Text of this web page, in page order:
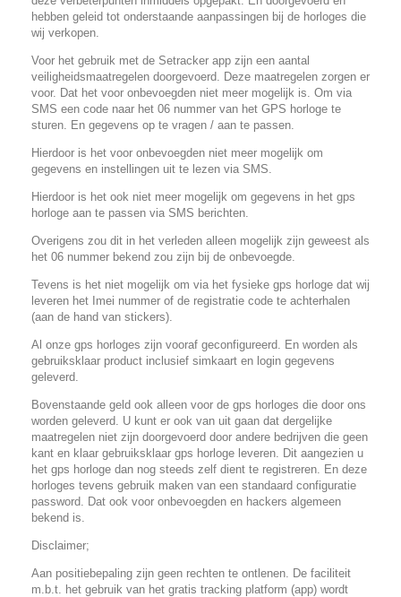
hebben geleid tot onderstaande aanpassingen bij de horloges die
wij verkopen.
Voor het gebruik met de Setracker app zijn een aantal
veiligheidsmaatregelen doorgevoerd. Deze maatregelen zorgen er
voor. Dat het voor onbevoegden niet meer mogelijk is. Om via
SMS een code naar het 06 nummer van het GPS horloge te
sturen. En gegevens op te vragen / aan te passen.
Hierdoor is het voor onbevoegden niet meer mogelijk om
gegevens en instellingen uit te lezen via SMS.
Hierdoor is het ook niet meer mogelijk om gegevens in het gps
horloge aan te passen via SMS berichten.
Overigens zou dit in het verleden alleen mogelijk zijn geweest als
het 06 nummer bekend zou zijn bij de onbevoegde.
Tevens is het niet mogelijk om via het fysieke gps horloge dat wij
leveren het Imei nummer of de registratie code te achterhalen
(aan de hand van stickers).
Al onze gps horloges zijn vooraf geconfigureerd. En worden als
gebruiksklaar product inclusief simkaart en login gegevens
geleverd.
Bovenstaande geld ook alleen voor de gps horloges die door ons
worden geleverd. U kunt er ook van uit gaan dat dergelijke
maatregelen niet zijn doorgevoerd door andere bedrijven die geen
kant en klaar gebruiksklaar gps horloge leveren. Dit aangezien u
het gps horloge dan nog steeds zelf dient te registreren. En deze
horloges tevens gebruik maken van een standaard configuratie
password. Dat ook voor onbevoegden en hackers algemeen
bekend is.
Disclaimer;
Aan positiebepaling zijn geen rechten te ontlenen. De faciliteit
m.b.t. het gebruik van het gratis tracking platform (app) wordt